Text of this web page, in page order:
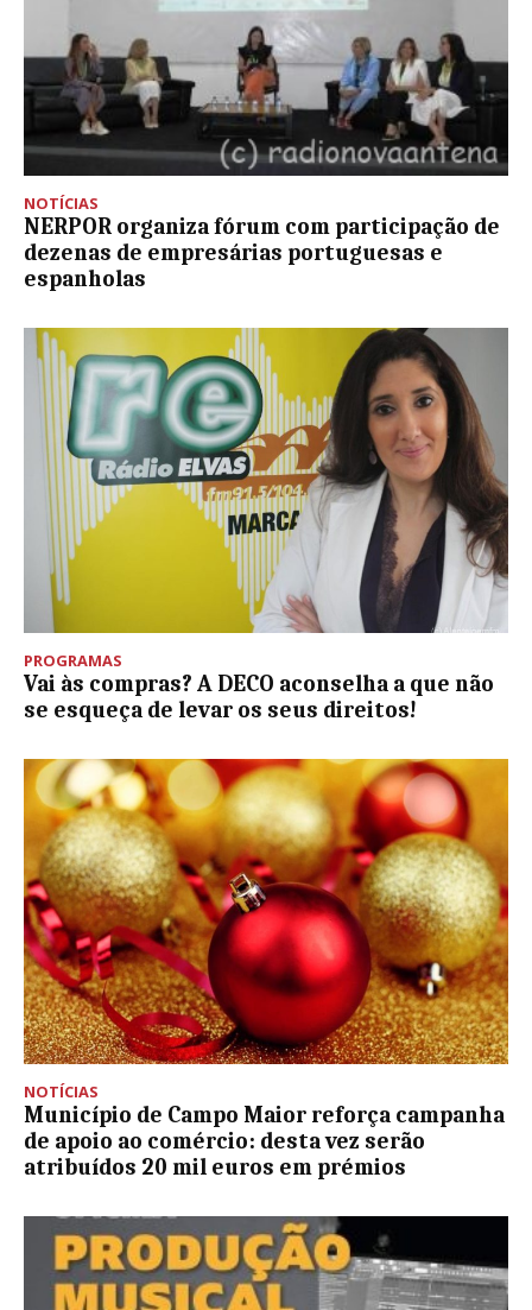
NOTÍCIAS
NERPOR organiza fórum com participação de
dezenas de empresárias portuguesas e
espanholas
PROGRAMAS
Vai às compras? A DECO aconselha a que não
se esqueça de levar os seus direitos!
NOTÍCIAS
Município de Campo Maior reforça campanha
de apoio ao comércio: desta vez serão
atribuídos 20 mil euros em prémios